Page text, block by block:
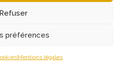
Refuser
préférences
Mentions légales
Politique de confidentialité